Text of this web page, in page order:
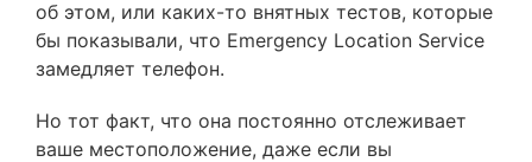
об этом, или каких-то внятных тестов, которые
бы показывали, что Emergency Location Service
замедляет телефон.
Но тот факт, что она постоянно отслеживает
ваше местоположение, даже если вы